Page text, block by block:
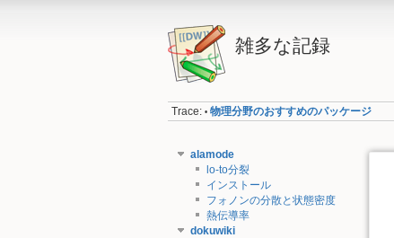
雑多な記録
Trace: • 物理分野のおすすめのパッケージ
alamode
lo-to分裂
インストール
フォノンの分散と状態密度
熱伝導率
dokuwiki